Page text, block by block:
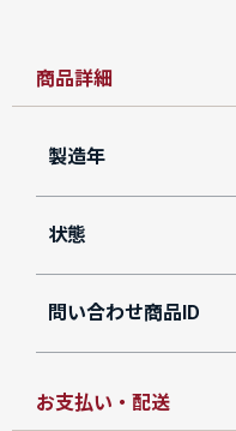
商品詳細
製造年
状態
問い合わせ商品ID
お支払い・配送